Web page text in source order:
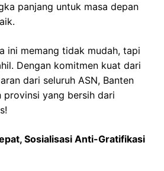
panjang untuk masa depan
ini memang tidak mudah, tapi
Dengan komitmen kuat dari
dari seluruh ASN, Banten
provinsi yang bersih dari
Sosialisasi Anti-Gratifikasi